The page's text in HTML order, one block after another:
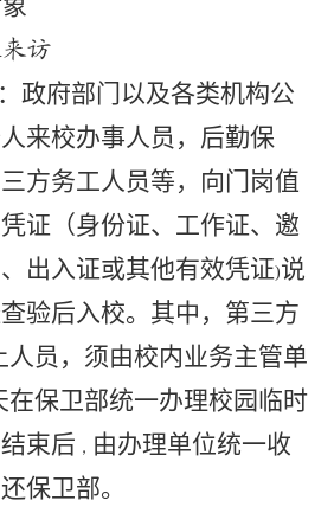
访
政府部门以及各类机构公
来校办事人员，后勤保
方务工人员等，向门岗值
证（身份证、工作证、邀
出入证或其他有效凭证)说
验后入校。其中，第三方
人员，须由校内业务主管单
在保卫部统一办理校园临时
束后 ， 由办理单位统一收
保卫部。